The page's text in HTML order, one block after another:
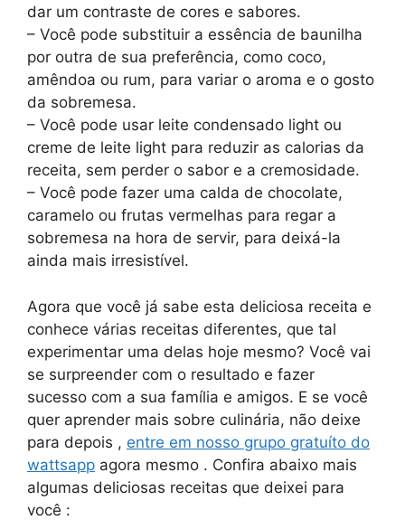
dar um contraste de cores e sabores.
– Você pode substituir a essência de baunilha
por outra de sua preferência, como coco,
amêndoa ou rum, para variar o aroma e o gosto
da sobremesa.
– Você pode usar leite condensado light ou
creme de leite light para reduzir as calorias da
receita, sem perder o sabor e a cremosidade.
– Você pode fazer uma calda de chocolate,
caramelo ou frutas vermelhas para regar a
sobremesa na hora de servir, para deixá-la
ainda mais irresistível.
Agora que você já sabe esta deliciosa receita e
conhece várias receitas diferentes, que tal
experimentar uma delas hoje mesmo? Você vai
se surpreender com o resultado e fazer
sucesso com a sua família e amigos. E se você
quer aprender mais sobre culinária, não deixe
para depois , entre em nosso grupo gratuíto do
wattsapp agora mesmo . Confira abaixo mais
algumas deliciosas receitas que deixei para
você :